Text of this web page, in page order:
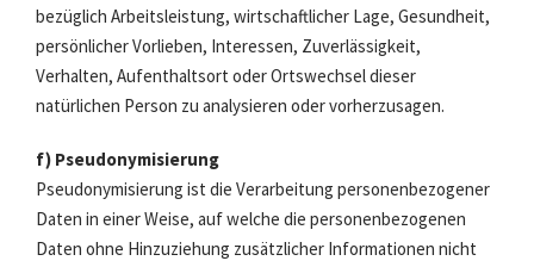
bezüglich Arbeitsleistung, wirtschaftlicher Lage, Gesundheit,
persönlicher Vorlieben, Interessen, Zuverlässigkeit,
Verhalten, Aufenthaltsort oder Ortswechsel dieser
natürlichen Person zu analysieren oder vorherzusagen.
f) Pseudonymisierung
Pseudonymisierung ist die Verarbeitung personenbezogener
Daten in einer Weise, auf welche die personenbezogenen
Daten ohne Hinzuziehung zusätzlicher Informationen nicht